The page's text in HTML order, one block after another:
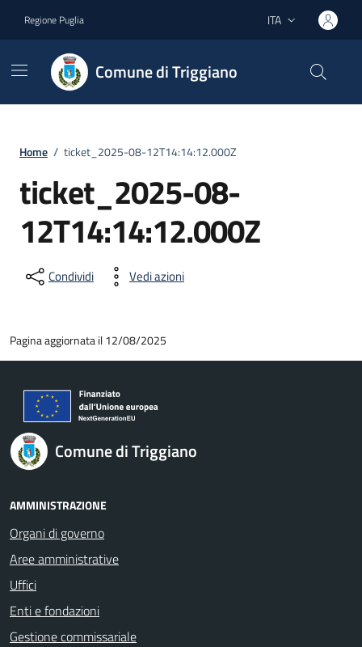
Regione Puglia Lingua attiva:
ITA
Comune di Triggiano
Home / ticket_2025-08-12T14:14:12.000Z
ticket_2025-08-
12T14:14:12.000Z
Condividi Vedi azioni
Pagina aggiornata il 12/08/2025
Comune di Triggiano
AMMINISTRAZIONE
Organi di governo
Aree amministrative
Uffici
Enti e fondazioni
Gestione commissariale